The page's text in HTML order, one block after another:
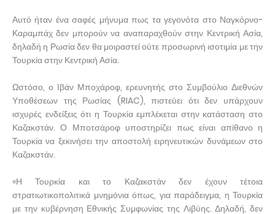
Αυτό ήταν ένα σαφές μήνυμα πως τα γεγονότα στο Ναγκόρνο-
Καραμπάχ δεν μπορούν να αναπαραχθούν στην Κεντρική Ασία,
δηλαδή η Ρωσία δεν θα μοιραστεί ούτε προσωρινή ισοτιμία με την
Τουρκία στην Κεντρική Ασία.
Ωστόσο, ο Ιβάν Μποχάροφ, ερευνητής στο Συμβούλιο Διεθνών
Υποθέσεων της Ρωσίας (RIAC), πιστεύει ότι δεν υπάρχουν
ισχυρές ενδείξεις ότι η Τουρκία εμπλέκεται στην κατάσταση στο
Καζακστάν. Ο Μποτσάροφ υποστηρίζει πως είναι απίθανο η
Τουρκία να ξεκινήσει την αποστολή ειρηνευτικών δυνάμεων στο
Καζακστάν.
«Η Τουρκία και το Καζακστάν δεν έχουν τέτοια
στρατιωτικοπολιτικά μνημόνια όπως, για παράδειγμα, η Τουρκία
με την κυβέρνηση Εθνικής Συμφωνίας της Λιβύης. Δηλαδή, δεν